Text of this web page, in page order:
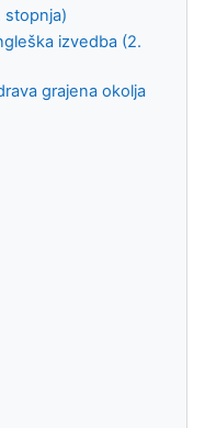
stopnja)
izvedba (2.
grajena okolja